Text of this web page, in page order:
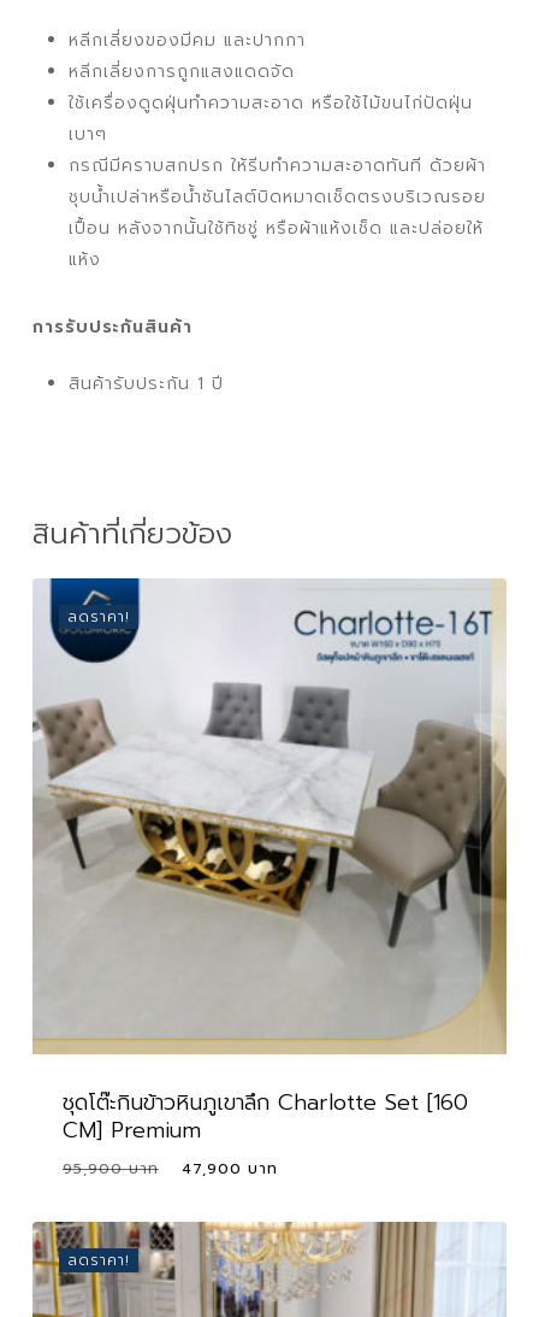
หลีกเลี่ยงของมีคม และปากกา
หลีกเลี่ยงการถูกแสงแดดจัด
ใช้เครื่องดูดฝุ่นทำความสะอาด หรือใช้ไม้ขนไก่ปัดฝุ่น
เบาๆ
กรณีมีคราบสกปรก ให้รีบทำความสะอาดทันที ด้วยผ้า
ชุบน้ำเปล่าหรือน้ำซันไลต์บิดหมาดเช็ดตรงบริเวณรอย
เปื้อน หลังจากนั้นใช้ทิชชู่ หรือผ้าแห้งเช็ด และปล่อยให้
แห้ง
การรับประกันสินค้า
สินค้ารับประกัน 1 ปี
สินค้าที่เกี่ยวข้อง
ลดราคา!
ชุดโต๊ะกินข้าวหินภูเขาลึก Charlotte Set [160
CM] Premium
95,900
Original
was:
95,900 ฿.
47,900
is:
47,900 ฿.
ลดราคา!